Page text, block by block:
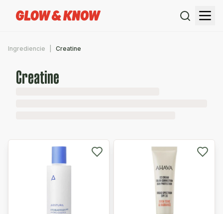
Ingrediencie Creatine
Creatine